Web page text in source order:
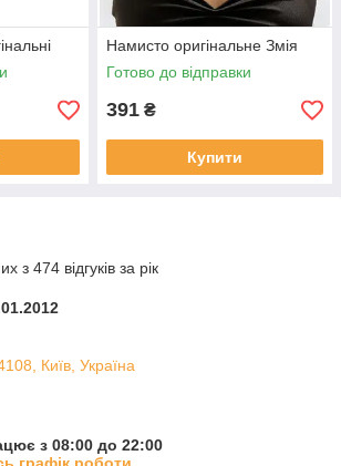
Намисто оригінальне Змія
Готово до відправки
391 ₴
Купити
з 474 відгуків за рік
Київ, Україна
з 08:00 до 22:00